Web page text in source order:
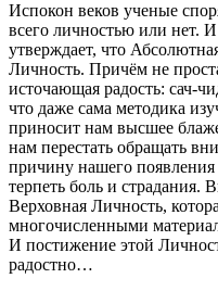
Испокон веков ученые
всего личностью или нет.
утверждает, что
Личность. Причём не
источающая радость: сач-
что даже сама методика
приносит нам высшее
нам перестать обращать
причину нашего
терпеть боль и
Верховная Личность,
многочисленными
И постижение этой
радостно…